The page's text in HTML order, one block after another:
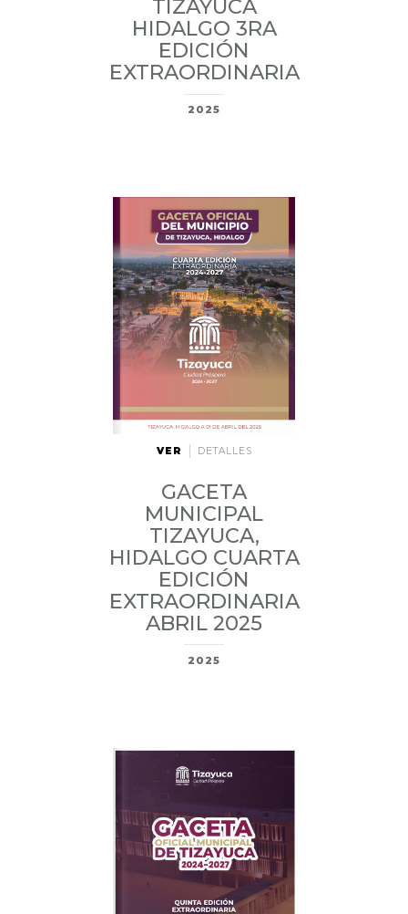
TIZAYUCA
HIDALGO 3RA
EDICIÓN
EXTRAORDINARIA
2025
VER DETALLES
GACETA
MUNICIPAL
TIZAYUCA,
HIDALGO CUARTA
EDICIÓN
EXTRAORDINARIA
ABRIL 2025
2025